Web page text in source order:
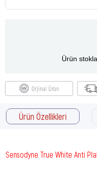
Ürün
Orjinal Ürün
Ürün Özellikleri
Sensodyne True White Anti